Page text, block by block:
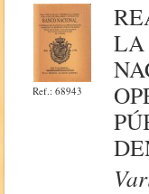
Ref.: 68943
LA